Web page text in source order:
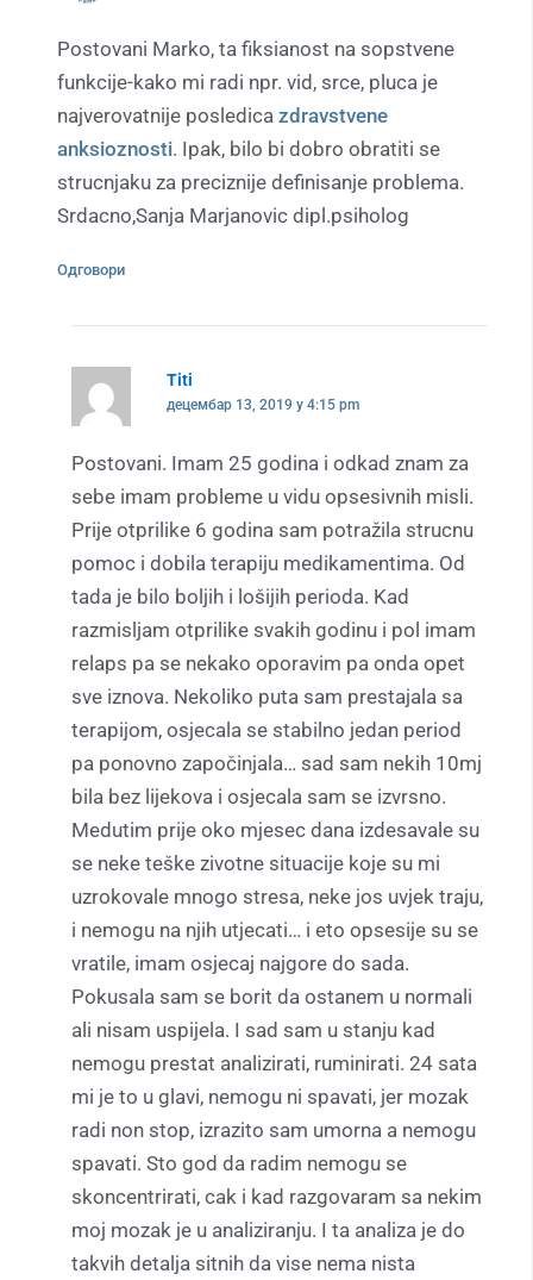
Postovani Marko, ta fiksianost na sopstvene
funkcije-kako mi radi npr. vid, srce, pluca je
najverovatnije posledicazdravstvene
anksioznosti. Ipak, bilo bi dobro obratiti se
strucnjaku za preciznije definisanje problema.
Srdacno,Sanja Marjanovic dipl.psiholog
Одговори
Titi
децембар 13, 2019 у 4:15 pm
Postovani. Imam 25 godina i odkad znam za
sebe imam probleme u vidu opsesivnih misli.
Prije otprilike 6 godina sam potražila strucnu
pomoc i dobila terapiju medikamentima. Od
tada je bilo boljih i lošijih perioda. Kad
razmisljam otprilike svakih godinu i pol imam
relaps pa se nekako oporavim pa onda opet
sve iznova. Nekoliko puta sam prestajala sa
terapijom, osjecala se stabilno jedan period
pa ponovno započinjala… sad sam nekih 10mj
bila bez lijekova i osjecala sam se izvrsno.
Medutim prije oko mjesec dana izdesavale su
se neke teške zivotne situacije koje su mi
uzrokovale mnogo stresa, neke jos uvjek traju,
i nemogu na njih utjecati… i eto opsesije su se
vratile, imam osjecaj najgore do sada.
Pokusala sam se borit da ostanem u normali
ali nisam uspijela. I sad sam u stanju kad
nemogu prestat analizirati, ruminirati. 24 sata
mi je to u glavi, nemogu ni spavati, jer mozak
radi non stop, izrazito sam umorna a nemogu
spavati. Sto god da radim nemogu se
skoncentrirati, cak i kad razgovaram sa nekim
moj mozak je u analiziranju. I ta analiza je do
takvih detalja sitnih da vise nema nista